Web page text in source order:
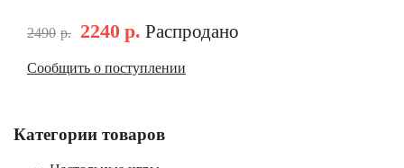
2490 р. 2240 р. Распродано
Сообщить о поступлении
Категории товаров